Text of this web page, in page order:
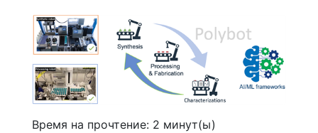
Время на прочтение: 2 минут(ы)